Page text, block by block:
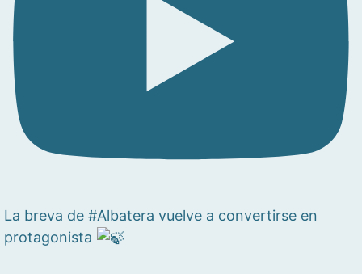
La breva de #Albatera vuelve a convertirse en
protagonista